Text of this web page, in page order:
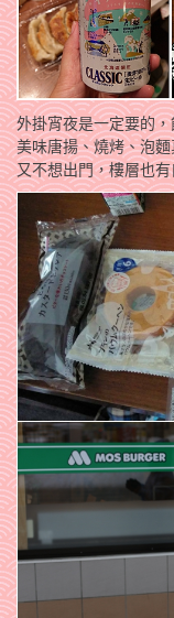
外掛宵夜是一定要的
美味唐揚、燒烤、泡
又不想出門，樓層也